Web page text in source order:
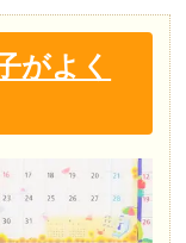
がよく